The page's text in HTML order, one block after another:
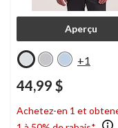
Aperçu
+1
44,99 $
Achetez-en 1 et